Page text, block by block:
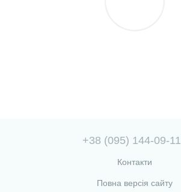
+38 (095) 144-09-11
Контакти
Повна версія сайту